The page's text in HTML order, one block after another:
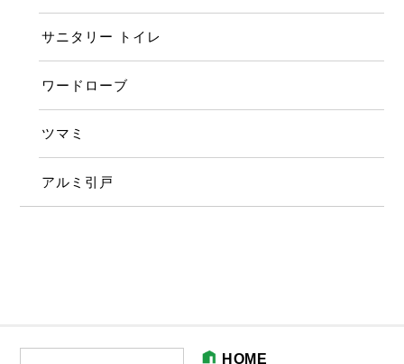
サニタリー トイレ
ワードローブ
ツマミ
アルミ引戸
HOME